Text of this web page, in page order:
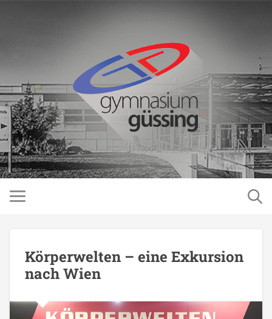
Körperwelten – eine Exkursion
nach Wien